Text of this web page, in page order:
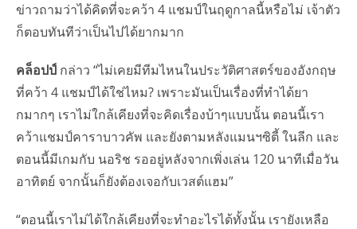
ข่าวถามว่าได้คิดที่จะคว้า 4 แชมป์ในฤดูกาลนี้หรือไม่ เจ้าตัว
ก็ตอบทันทีว่าเป็นไปได้ยากมาก
คล็อปป์ กล่าว “ไม่เคยมีทีมไหนในประวัติศาสตร์ของอังกฤษ
ที่คว้า 4 แชมป์ได้ใช่ไหม? เพราะมันเป็นเรื่องที่ทำได้ยา
กมากๆ เราไม่ใกล้เคียงที่จะคิดเรื่องบ้าๆแบบนั้น ตอนนี้เรา
คว้าแชมป์คาราบาวคัพ และยังตามหลังแมนฯซิตี้ ในลีก และ
ตอนนี้มีเกมกับ นอริช รออยู่หลังจากเพิ่งเล่น 120 นาทีเมื่อวัน
อาทิตย์ จากนั้นก็ยังต้องเจอกับเวสต์แฮม”
“ตอนนี้เราไม่ได้ใกล้เคียงที่จะทำอะไรได้ทั้งนั้น เรายังเหลือ